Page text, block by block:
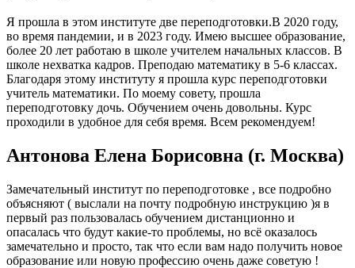
Я прошла в этом институте две переподготовки.В 2020 году,
во время пандемии, и в 2023 году. Имею высшее образование,
более 20 лет работаю в школе учителем начальных классов. В
школе нехватка кадров. Преподаю математику в 5-6 классах.
Благодаря этому институту я прошла курс переподготовки
учитель математики. По моему совету, прошла
переподготовку дочь. Обучением очень довольны. Курс
проходили в удобное для себя время. Всем рекомендуем!
Антонова Елена Борисовна (г. Москва)
Замечательный институт по переподготовке , все подробно
объясняют ( выслали на почту подробную инструкцию )я в
первый раз пользовалась обучением дистанционно и
опасалась что будут какие-то проблемы, но всё оказалось
замечательно и просто, так что если вам надо получить новое
образование или новую профессию очень даже советую !